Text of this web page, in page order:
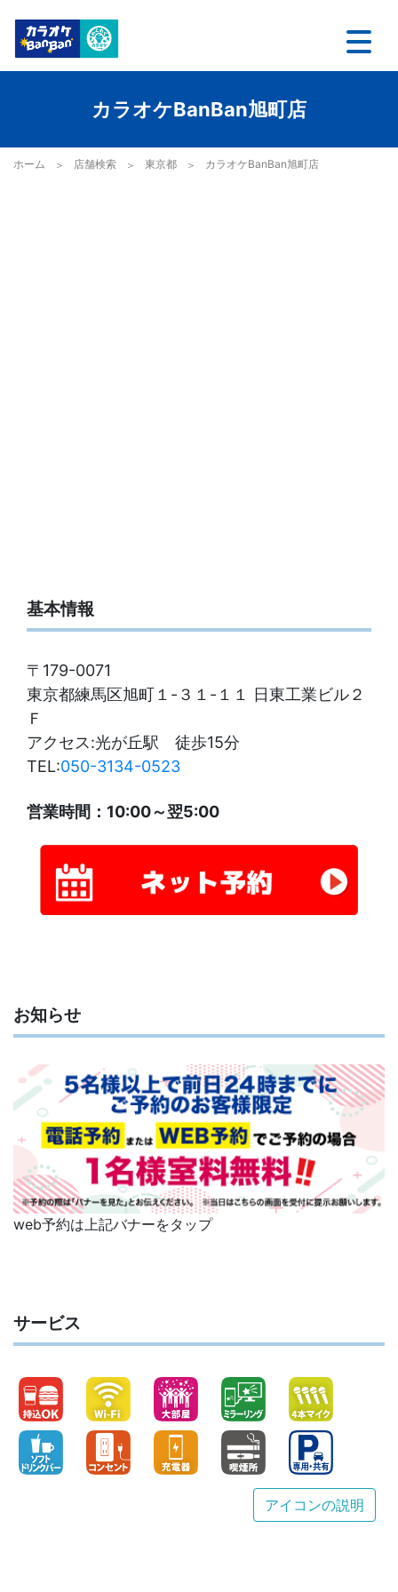
カラオケBanBan旭町店
ホーム 店舗検索 東京都 カラオケBanBan旭町店
基本情報
〒179-0071
東京都練馬区旭町１-３１-１１ 日東工業ビル２
Ｆ
アクセス:光が丘駅 徒歩15分
TEL:050-3134-0523
営業時間：10:00～翌5:00
お知らせ
web予約は上記バナーをタップ
サービス
アイコンの説明